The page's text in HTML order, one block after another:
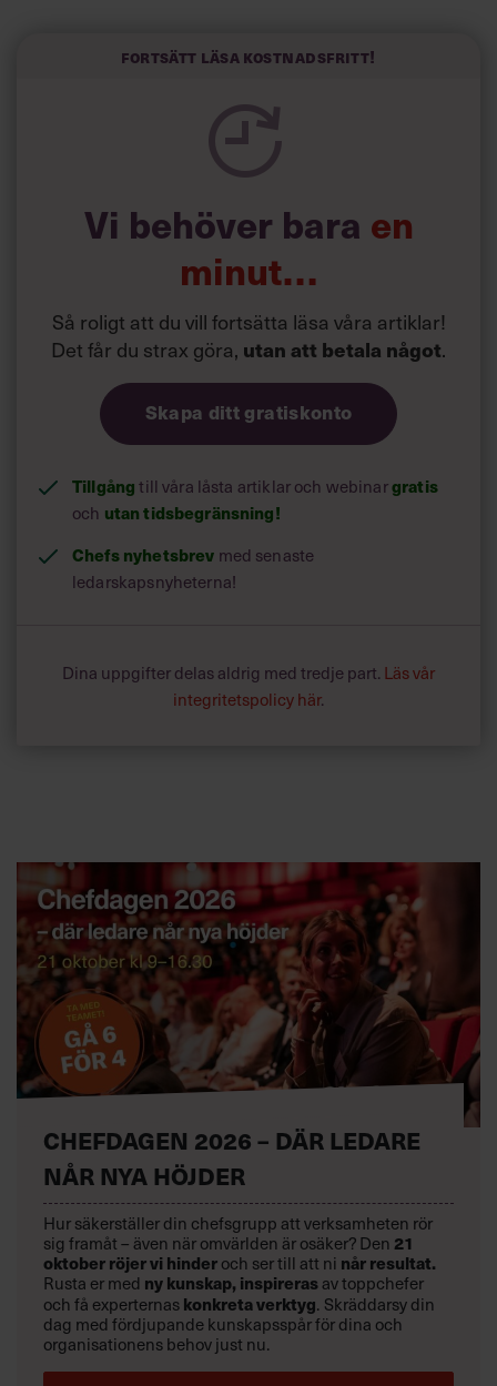
Prenumerera
Följ direktrapporteringen på Twitter i efterhand:
linn.nystrom@chef.se
Fortsätt läsa kostnadsfritt!
Vi behöver bara en
minut…
Så roligt att du vill fortsätta läsa våra artiklar!
Det får du strax göra, utan att betala något.
Skapa ditt gratiskonto
Tillgångtill våra låsta artiklar och webinargratis
och utan tidsbegränsning!
Chefs nyhetsbrev med senaste
ledarskapsnyheterna!
Dina uppgifter delas aldrig med tredje part. Läs vår
integritetspolicy här.
CHEFDAGEN 2026 – DÄR LEDARE
NÅR NYA HÖJDER
Hur säkerställer din chefsgrupp att verksamheten rör
sig framåt – även när omvärlden är osäker? Den 21
oktoberröjer vi hinderoch ser till att ni når resultat.
Rusta er med ny kunskap, inspirerasav toppchefer
och få experternaskonkreta verktyg. Skräddarsy din
dag med fördjupande kunskapsspår för dina och
organisationens behov just nu.